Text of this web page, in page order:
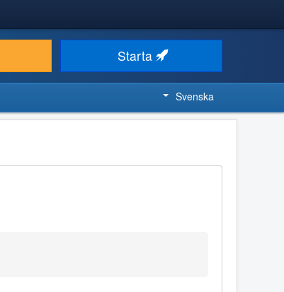
Starta
Svenska